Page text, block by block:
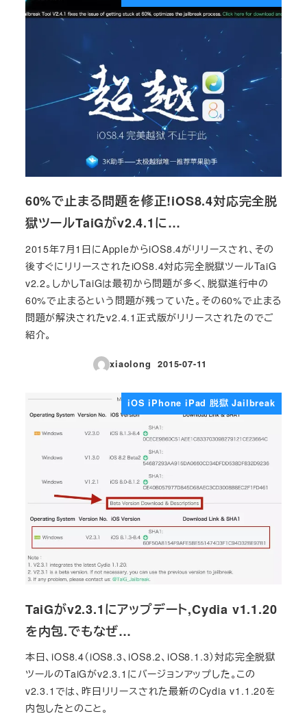
60%で止まる問題を修正!iOS8.4対応完全脱
獄ツールTaiGがv2.4.1に…
2015年7月1日にAppleからiOS8.4がリリースされ、その
後すぐにリリースされたiOS8.4対応完全脱獄ツールTaiG
v2.2。しかしTaiGは最初から問題が多く、脱獄進行中の
60%で止まるという問題が残っていた。その60%で止まる
問題が解決されたv2.4.1正式版がリリースされたのでご
紹介。
xiaolong
投稿日
2015-07-11
iOS iPhone iPad 脱獄 Jailbreak
TaiGがv2.3.1にアップデート,Cydia v1.1.20
を内包.でもなぜ…
本日、iOS8.4（iOS8.3、iOS8.2、iOS8.1.3）対応完全脱獄
ツールのTaiGがv2.3.1にバージョンアップした。この
v2.3.1では、昨日リリースされた最新のCydia v1.1.20を
内包したとのこと。